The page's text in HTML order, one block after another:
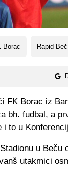
Borac Rapid Beč
FK Borac iz
bh. fudbal, a
i to u
u Beču
utakmici